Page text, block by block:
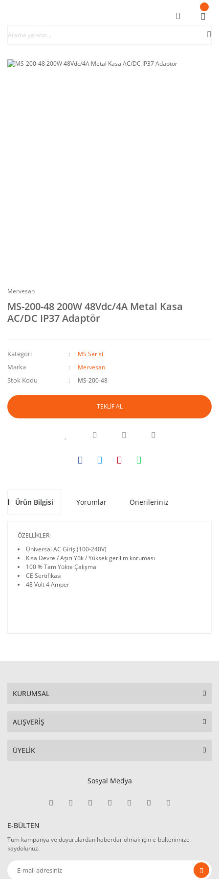
Mervesan
MS-200-48 200W 48Vdc/4A Metal Kasa
AC/DC IP37 Adaptör
Kategori MS Serisi
Marka Mervesan
Stok Kodu MS-200-48
TEKLİF AL
Ürün Bilgisi Yorumlar Önerileriniz
ÖZELLİKLER:
Üniversal AC Giriş (100-240V)
Kısa Devre / Aşırı Yük / Yüksek gerilim koruması
100 % Tam Yükte Çalışma
CE Sertifikası
48 Volt 4 Amper
KURUMSAL
ALIŞVERİŞ
ÜYELİK
Sosyal Medya
E-BÜLTEN
Tüm kampanya ve duyurulardan haberdar olmak için e-bültenimize
kaydolunuz.